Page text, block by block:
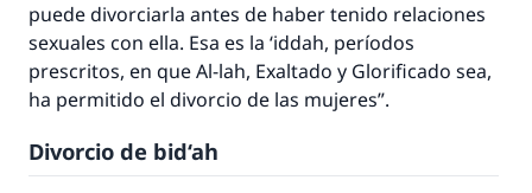
puede divorciarla antes de haber tenido relaciones
sexuales con ella. Esa es la ‘iddah, períodos
prescritos, en que Al-lah, Exaltado y Glorificado sea,
ha permitido el divorcio de las mujeres”.
Divorcio de bid‘ah